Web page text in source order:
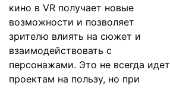
кино в VR получает новые
возможности и позволяет
зрителю влиять на сюжет и
взаимодействовать с
персонажами. Это не всегда идет
проектам на пользу, но при